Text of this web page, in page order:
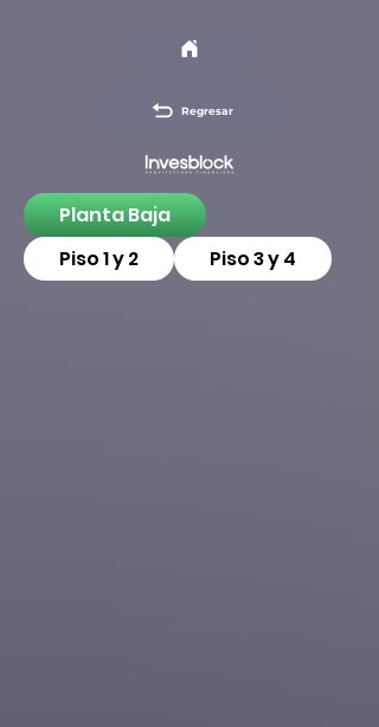
Regresar
Planta Baja
Piso 1 y 2
Piso 3 y 4